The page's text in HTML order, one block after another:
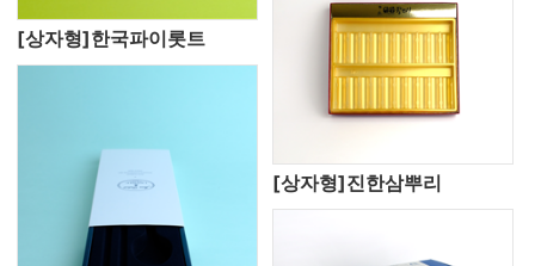
[상자형]한국파이롯트
[상자형]진한삼뿌리